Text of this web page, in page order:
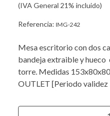
(IVA General 21% incluido)
Referencia: IMG-242
Mesa escritorio con dos
bandeja extraible y hueco
torre. Medidas 153x80x80.
OUTLET [Periodo